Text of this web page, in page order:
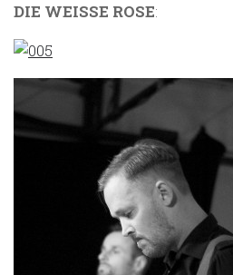
DIE WEISSE ROSE: